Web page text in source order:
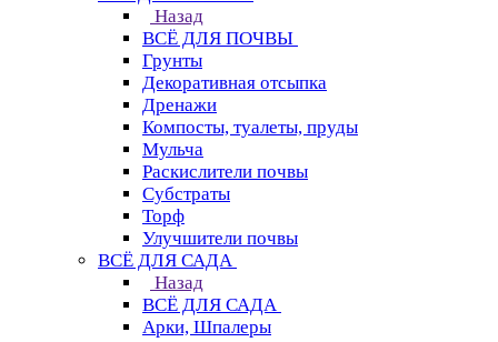
Назад
ВСЁ ДЛЯ ПОЧВЫ
Грунты
Декоративная отсыпка
Дренажи
Компосты, туалеты, пруды
Мульча
Раскислители почвы
Субстраты
Торф
Улучшители почвы
ВСЁ ДЛЯ САДА
Назад
ВСЁ ДЛЯ САДА
Арки, Шпалеры